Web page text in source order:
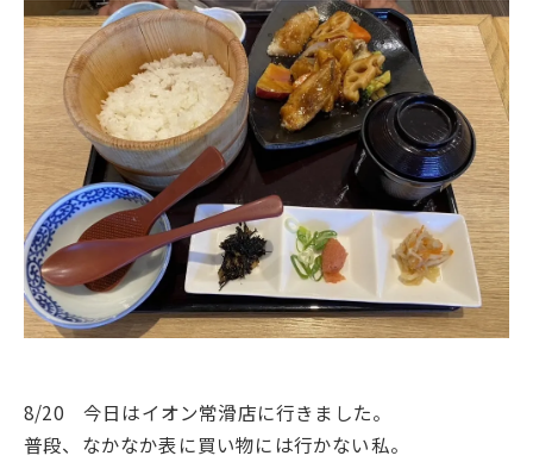
8/20 今日はイオン常滑店に行きました。
普段、なかなか表に買い物には行かない私。